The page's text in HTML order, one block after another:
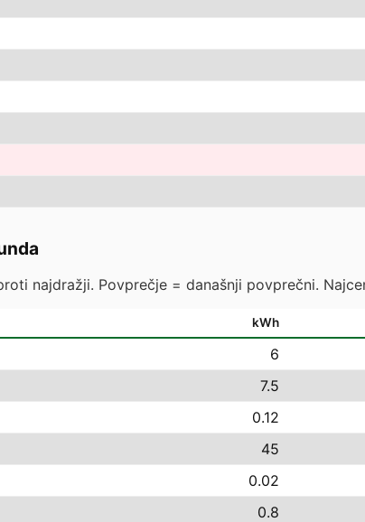
najdražji. Povprečje = današnji povprečni.
kWh
6
7.5
0.12
45
0.02
0.8